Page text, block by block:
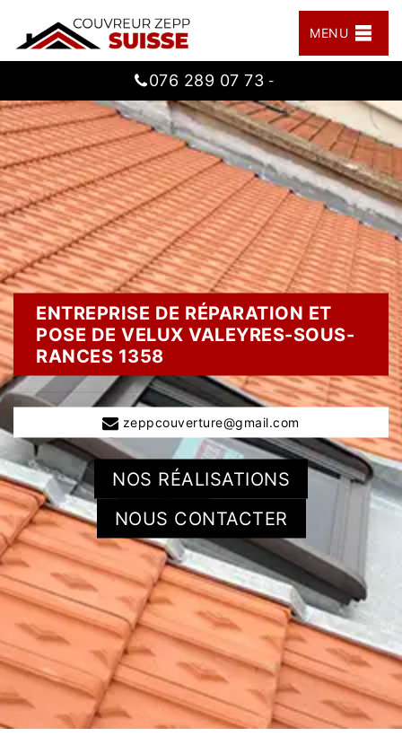
MENU
076 289 07 73 -
ENTREPRISE DE RÉPARATION ET
POSE DE VELUX VALEYRES-SOUS-
RANCES 1358
zeppcouverture@gmail.com
NOS RÉALISATIONS
NOUS CONTACTER